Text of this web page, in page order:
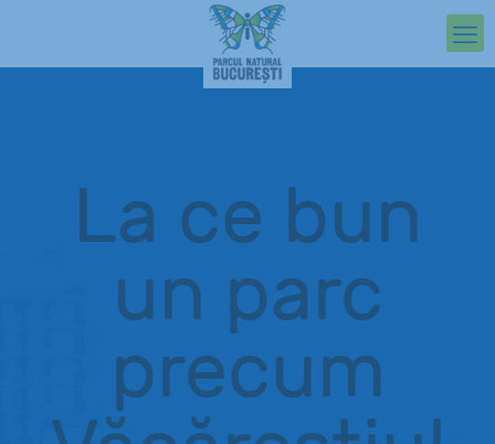
La ce bun
un parc
precum